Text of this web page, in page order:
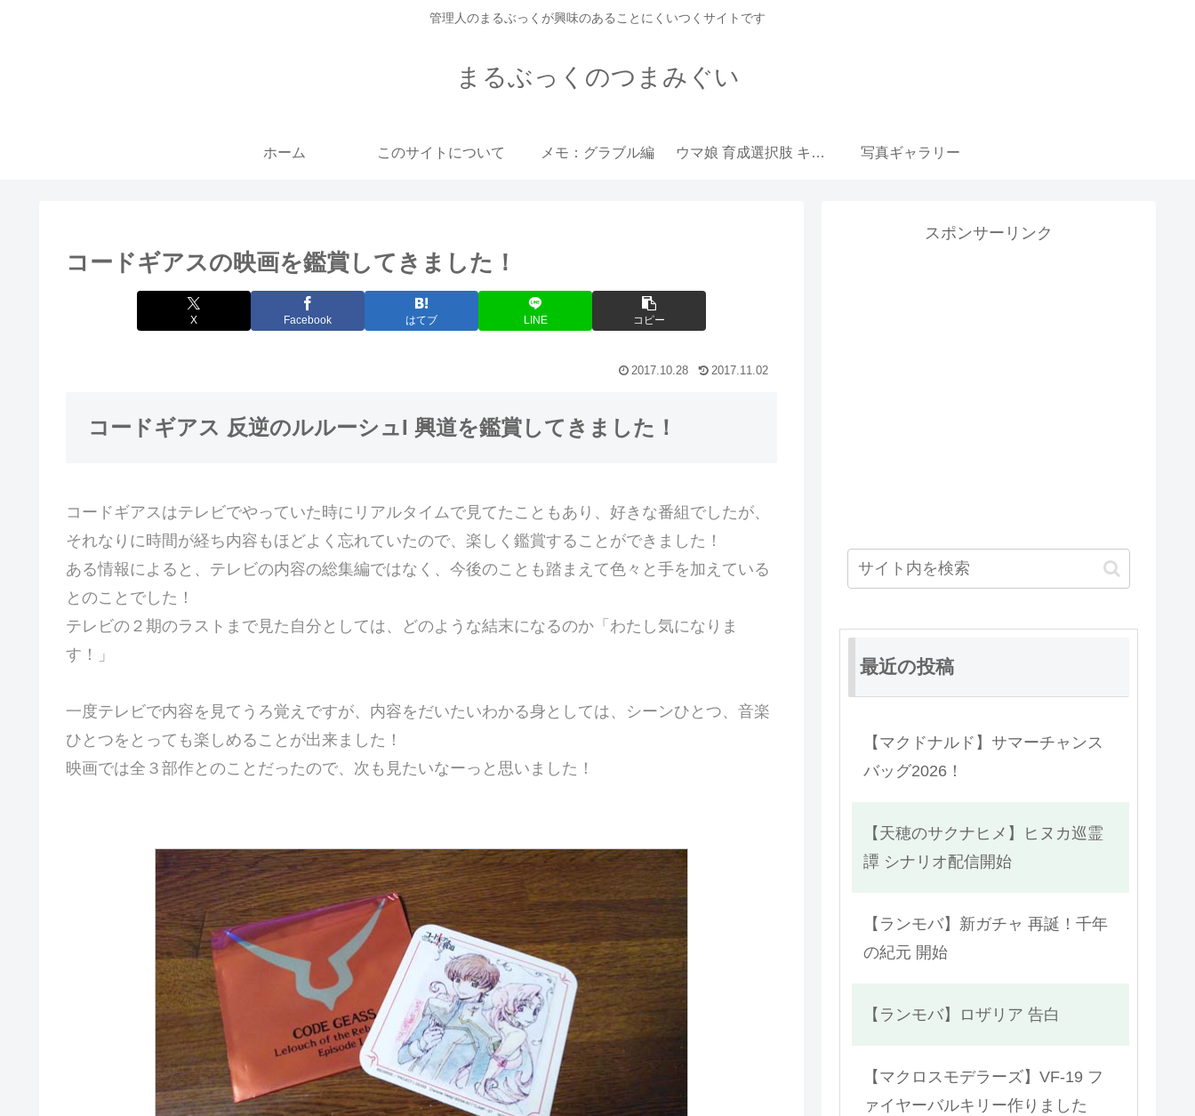
管理人のまるぶっくが興味のあることにくいつくサイトです
まるぶっくのつまみぐい
ホーム このサイトについて メモ：グラブル編 ウマ娘 育成選択肢 キャラ一覧リンク集 写真ギャラリー
コードギアスの映画を鑑賞してきました！
X Facebook はてブ LINE コピー
2017.10.28 2017.11.02
コードギアス 反逆のルルーシュI 興道を鑑賞してきました！
コードギアスはテレビでやっていた時にリアルタイムで見てたこともあり、好きな番組でしたが、
それなりに時間が経ち内容もほどよく忘れていたので、楽しく鑑賞することができました！
ある情報によると、テレビの内容の総集編ではなく、今後のことも踏まえて色々と手を加えている
とのことでした！
テレビの２期のラストまで見た自分としては、どのような結末になるのか「わたし気になりま
す！」
一度テレビで内容を見てうろ覚えですが、内容をだいたいわかる身としては、シーンひとつ、音楽
ひとつをとっても楽しめることが出来ました！
映画では全３部作とのことだったので、次も見たいなーっと思いました！
スポンサーリンク
最近の投稿
【マクドナルド】サマーチャンス
バッグ2026！
【天穂のサクナヒメ】ヒヌカ巡霊
譚 シナリオ配信開始
【ランモバ】新ガチャ 再誕！千年
の紀元 開始
【ランモバ】ロザリア 告白
【マクロスモデラーズ】VF-19 フ
ァイヤーバルキリー作りました